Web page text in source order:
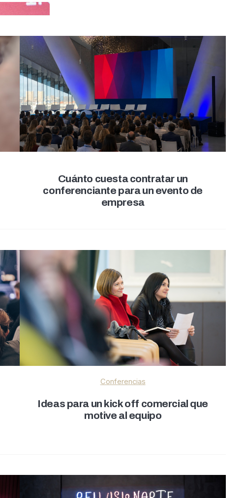
Cuánto cuesta contratar un
conferenciante para un evento de
empresa
Conferencias
Ideas para un kick off comercial que
motive al equipo